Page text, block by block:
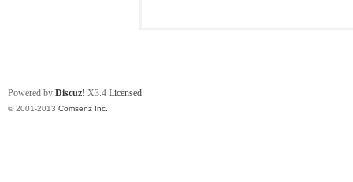
Powered by Discuz! X3.4 Licensed
© 2001-2013 Comsenz Inc.